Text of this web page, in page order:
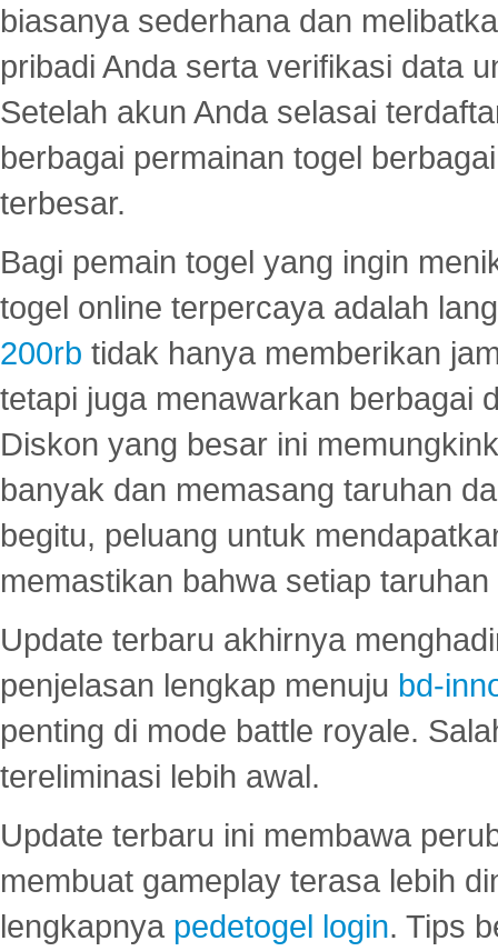
biasanya sederhana dan
pribadi Anda serta verifikasi data
Setelah akun Anda selasai
berbagai permainan togel
terbesar.
Bagi pemain togel yang ingin
togel online terpercaya adalah
200rb tidak hanya memberikan
tetapi juga menawarkan berbagai
Diskon yang besar ini
banyak dan memasang taruhan
begitu, peluang untuk
memastikan bahwa setiap
Update terbaru akhirnya
penjelasan lengkap menuju bd-
penting di mode battle royale.
tereliminasi lebih awal.
Update terbaru ini membawa
membuat gameplay terasa lebih
lengkapnya pedetogel login. Tips